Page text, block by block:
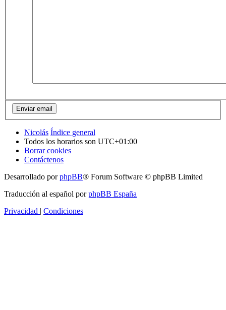
Nicolás Índice general
Todos los horarios son UTC+01:00
Borrar cookies
Contáctenos
Desarrollado porphpBB® Forum Software © phpBB Limited
Traducción al español porphpBB España
Privacidad
Condiciones